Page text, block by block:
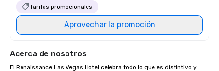
Tarifas promocionales
Aprovechar la promoción
Acerca de nosotros
El Renaissance Las Vegas Hotel celebra todo lo que es distintivo y